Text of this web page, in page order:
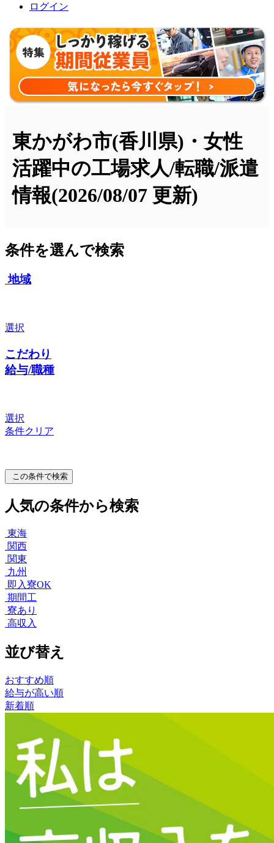
ログイン
東かがわ市(香川県)・女性
活躍中の工場求人/転職/派遣
情報(2026/08/07 更新)
条件を選んで検索
地域
選択
こだわり
給与/職種
選択
条件クリア
この条件で検索
人気の条件から検索
東海
関西
関東
九州
即入寮OK
期間工
寮あり
高収入
並び替え
おすすめ順
給与が高い順
新着順